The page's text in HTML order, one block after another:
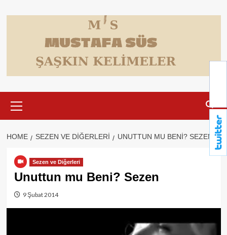
to
Menu
HOME SEZEN VE DIĞERLERI UNUTTUN MU BENI? SEZEN
Sezen ve Diğerleri
Unuttun mu Beni? Sezen
9 Şubat 2014